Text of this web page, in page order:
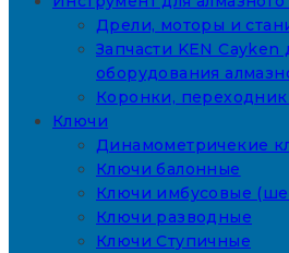
Дрели, моторы и
Запчасти KEN Cayken
оборудования
Коронки,
Ключи
Динамометричекие
Ключи балонные
Ключи имбусовые
Ключи разводные
Ключи Ступичные